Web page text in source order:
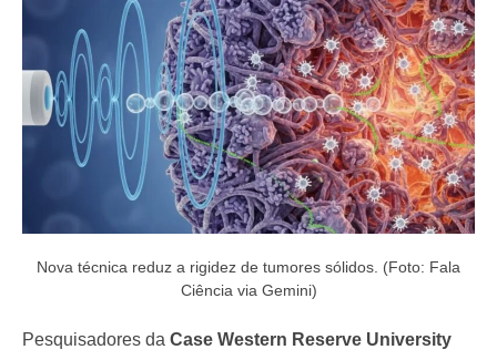
o
n
Nova técnica reduz a rigidez de tumores sólidos. (Foto: Fala
Ciência via Gemini)
Pesquisadores da Case Western Reserve University